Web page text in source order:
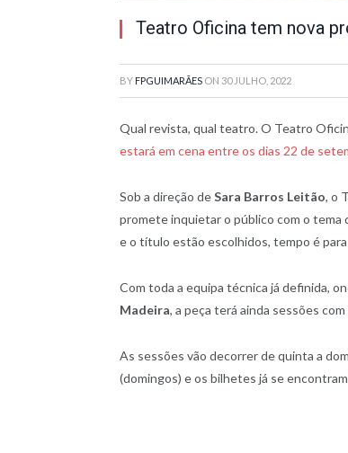
Teatro Oficina tem nova
BY FPGUIMARÃES ON 30 JULHO, 2022
Qual revista, qual teatro. O Teatro
estará em cena entre os dias 22 de
Sob a direção deSara Barros Leitão, o
promete inquietar o público com o tema
e o título estão escolhidos, tempo é
Com toda a equipa técnica já definida,
Madeira, a peça terá ainda sessões
As sessões vão decorrer de quinta a
(domingos) e os bilhetes já se